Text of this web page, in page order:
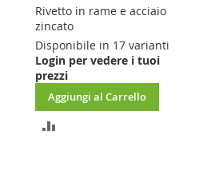
Rivetto in rame e acciaio
zincato
Disponibile in 17 varianti
Login per vedere i tuoi
prezzi
Aggiungi al Carrello